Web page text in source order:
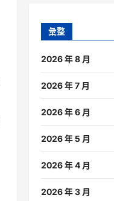
彙整
2026 年 8 月
2026 年 7 月
2026 年 6 月
2026 年 5 月
2026 年 4 月
2026 年 3 月